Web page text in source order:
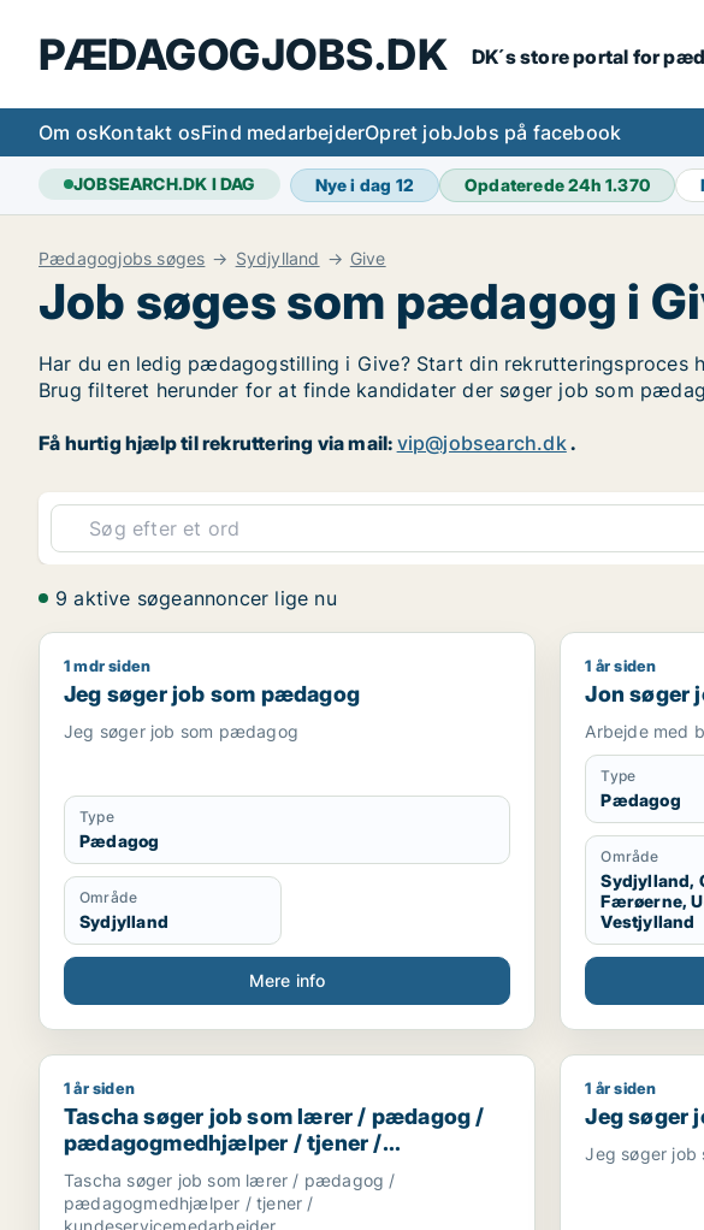
PÆDAGOGJOBS.DK DK´s store portal for
Om osKontakt osFind medarbejderOpret jobJobs på facebook
JOBSEARCH.DK I DAG Nye i dag 12 Opdaterede 24h1.370
Pædagogjobs søges Sydjylland Give
Job søges som pædagog i
Har du en ledig pædagogstilling i Give? Start din rekrutteringsproces
Brug filteret herunder for at finde kandidater der søger job som
Få hurtig hjælp til rekruttering via mail: vip@jobsearch.dk.
9 aktive søgeannoncer lige nu
Jeg søger job som pædagog
1 mdr siden
Jeg søger job som pædagog
Jeg søger job som pædagog
Type
Pædagog
Område
Sydjylland
Mere info
Jon søger
1 år siden
Jon søger
Arbejde med
Type
Pædagog
Område
Sydjylland,
Færøerne,
Vestjylland
Tascha søger job som lærer / pædagog / pædagogmedhjælper /
1 år siden
Tascha søger job som lærer / pædagog /
pædagogmedhjælper / tjener /
kundeservicemedarbejder
Tascha søger job som lærer / pædagog /
pædagogmedhjælper / tjener /
kundeservicemedarbejder
Jeg søger
1 år siden
Jeg søger
Jeg søger